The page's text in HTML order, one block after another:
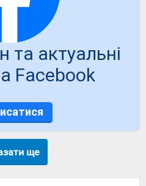
та актуальні
Facebook
ще